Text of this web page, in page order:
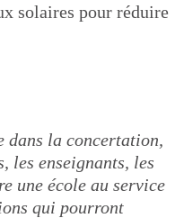
solaires pour réduire
dans la concertation,
les enseignants, les
une école au service
qui pourront